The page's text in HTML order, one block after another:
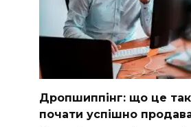
Дропшиппінг: що це
почати успішно